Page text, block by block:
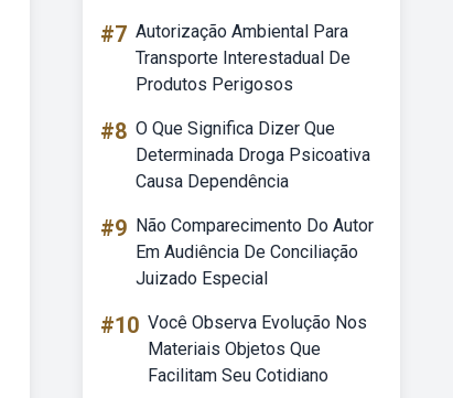
#7 Autorização Ambiental Para
Transporte Interestadual De
Produtos Perigosos
#8 O Que Significa Dizer Que
Determinada Droga Psicoativa
Causa Dependência
#9 Não Comparecimento Do Autor
Em Audiência De Conciliação
Juizado Especial
#10 Você Observa Evolução Nos
Materiais Objetos Que
Facilitam Seu Cotidiano